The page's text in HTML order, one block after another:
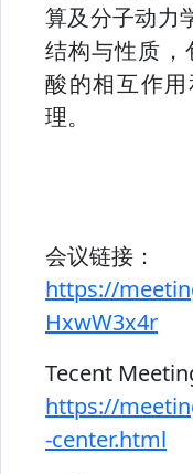
算及分子动力
结构与性质
酸的相互作
理。
会议链接：
https://
HxwW3x4r
Tecent
https://
-center.html